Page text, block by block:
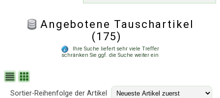
Angebotene Tauschartikel
(175)
Ihre Suche liefert sehr viele Treffer
schränken Sie ggf. die Suche weiter ein
Sortier-Reihenfolge der Artikel